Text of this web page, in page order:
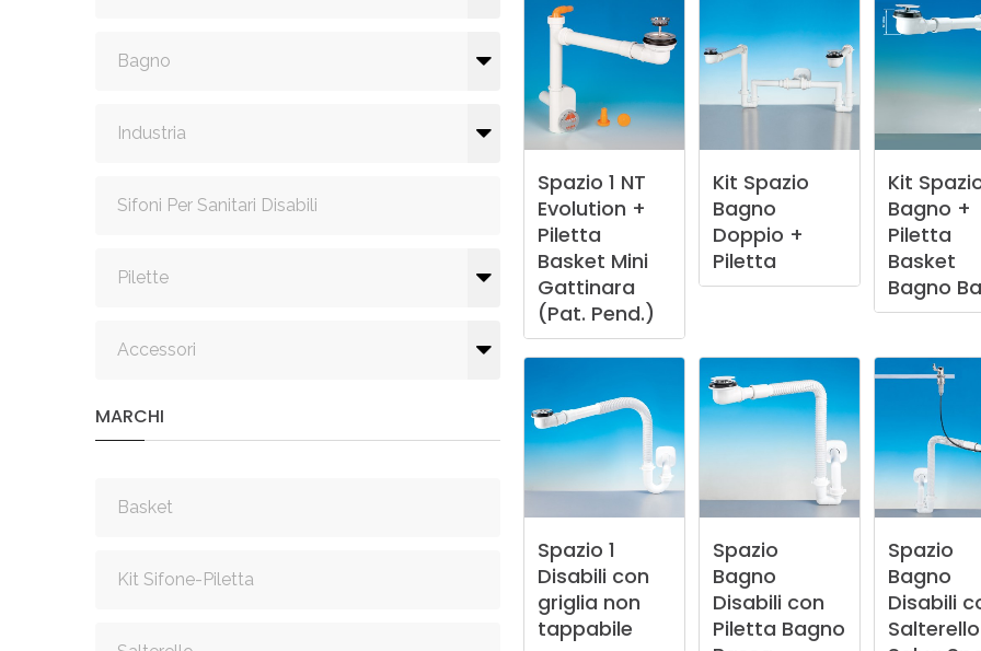
NOVITÀ 2025
Bagno
Industria
Sifoni Per Sanitari Disabili
Pilette
Accessori
MARCHI
Basket
Kit Sifone-Piletta
Spazio 1 NT
Evolution +
Piletta
Basket Mini
Gattinara
(Pat. Pend.)
Kit Spazio
Bagno
Doppio +
Piletta
Kit
Bagno +
Piletta
Basket
Bagno
Spazio 1
Disabili con
griglia non
tappabile
Spazio
Bagno
Disabili con
Piletta Bagno
Spazio
Bagno
Disabili
Salterello